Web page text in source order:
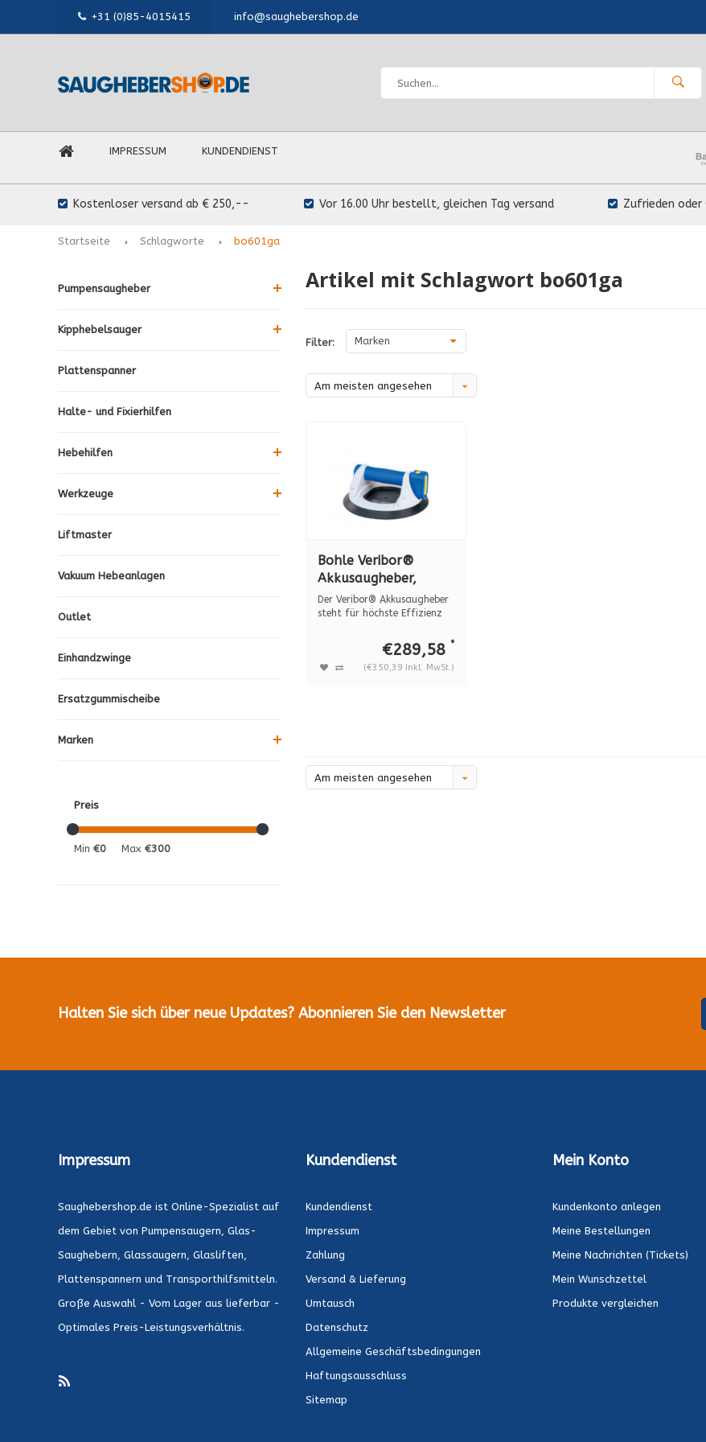
+31 (0)85-4015415 info@saughebershop.de
IMPRESSUM KUNDENDIENST
Kostenloser versand ab € 250,-- Vor 16.00 Uhr bestellt, gleichen Tag versand Zufrieden oder
Startseite Schlagworte bo601ga
Pumpensaugheber
Kipphebelsauger
Plattenspanner
Halte- und Fixierhilfen
Hebehilfen
Werkzeuge
Liftmaster
Vakuum Hebeanlagen
Outlet
Einhandzwinge
Ersatzgummischeibe
Marken
Preis
Min €0 Max €300
Artikel mit Schlagwort bo601ga
Filter: Marken
Am meisten angesehen
Bohle Veribor®
Akkusaugheber,
Kunststoff, BO 601GA
Der Veribor® Akkusaugheber
steht für höchste Effizienz
€289,58 *
(€350,39 Inkl. MwSt.)
Am meisten angesehen
Halten Sie sich über neue Updates? Abonnieren Sie den Newsletter
Impressum
Saughebershop.de ist Online-Spezialist auf
dem Gebiet von Pumpensaugern, Glas-
Saughebern, Glassaugern, Glasliften,
Plattenspannern und Transporthilfsmitteln.
Große Auswahl - Vom Lager aus lieferbar -
Optimales Preis-Leistungsverhältnis.
Kundendienst
Kundendienst
Impressum
Zahlung
Versand & Lieferung
Umtausch
Datenschutz
Allgemeine Geschäftsbedingungen
Haftungsausschluss
Sitemap
Mein Konto
Kundenkonto anlegen
Meine Bestellungen
Meine Nachrichten (Tickets)
Mein Wunschzettel
Produkte vergleichen